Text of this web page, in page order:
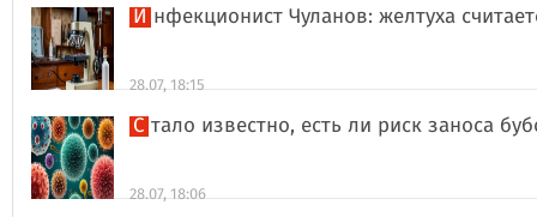
Инфекционист Чуланов: желтуха
28.07, 18:15
Стало известно, есть ли риск заноса
28.07, 18:06